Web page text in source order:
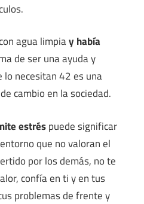
agua limpiay había
de ser una ayuda y
lo necesitan 42 es una
cambio en la sociedad.
estréspuede significar
que no valoran el
por los demás, no te
confía en ti y en tus
problemas de frente y